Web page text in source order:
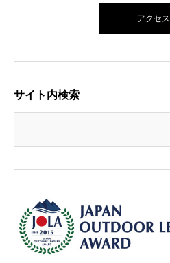
アクセス
サイト内検索